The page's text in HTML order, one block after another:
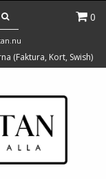
0
(Faktura, Kort, Swish)